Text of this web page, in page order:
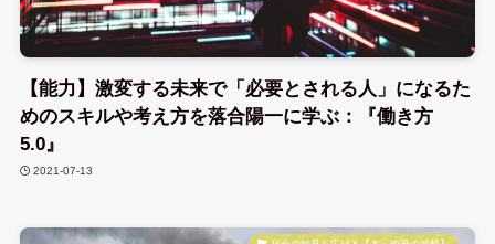
【能力】激変する未来で「必要とされる人」になるた
めのスキルや考え方を落合陽一に学ぶ：『働き方
5.0』
2021-07-13